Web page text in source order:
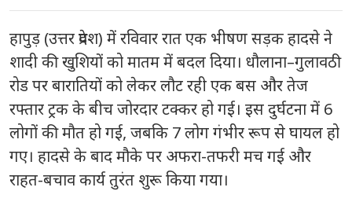
हापुड़ (उत्तर प्रदेश) में रविवार रात एक भीषण सड़क हादसे ने
शादी की खुशियों को मातम में बदल दिया। धौलाना–गुलावठी
रोड पर बारातियों को लेकर लौट रही एक बस और तेज
रफ्तार ट्रक के बीच जोरदार टक्कर हो गई। इस दुर्घटना में 6
लोगों की मौत हो गई, जबकि 7 लोग गंभीर रूप से घायल हो
गए। हादसे के बाद मौके पर अफरा-तफरी मच गई और
राहत-बचाव कार्य तुरंत शुरू किया गया।